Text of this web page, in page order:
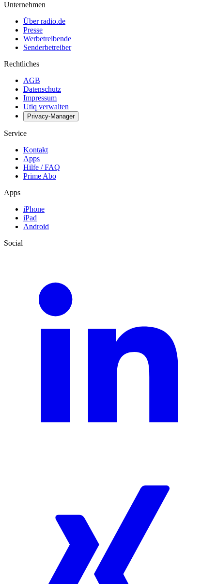
Unternehmen
Über radio.de
Presse
Werbetreibende
Senderbetreiber
Rechtliches
AGB
Datenschutz
Impressum
Utiq verwalten
Privacy-Manager
Service
Kontakt
Apps
Hilfe / FAQ
Prime Abo
Apps
iPhone
iPad
Android
Social